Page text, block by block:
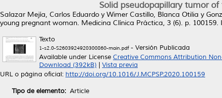
Solid pseudopapillary tumor
Salazar Mejía, Carlos Eduardo y Wimer Castillo, Blanca Otilia y
young pregnant woman. Medicina Clínica Práctica, 3 (6). p. 100159.
Texto
1-s2.0-S2603924920300860-main.pdf- Versión Publicada
Available under License Creative Commons Attribution
Download (392kB)
Vista previa
URL o página oficial: http://doi.org/10.1016/J.MCPSP.2020.100159
Tipo de elemento: Article